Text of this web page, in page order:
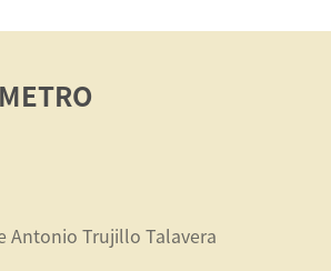
Antonio Trujillo Talavera